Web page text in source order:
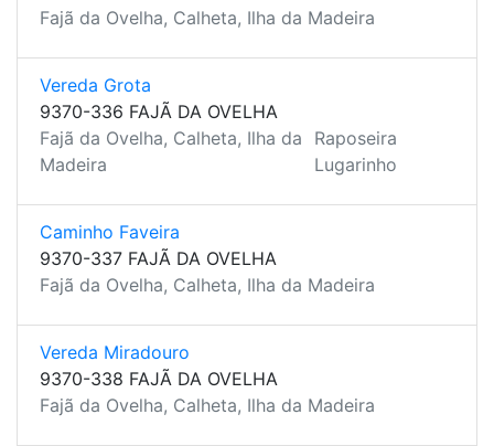
Fajã da Ovelha, Calheta, Ilha da Madeira
Vereda Grota
9370-336 FAJÃ DA OVELHA
Fajã da Ovelha, Calheta, Ilha da
Madeira
Raposeira
Lugarinho
Caminho Faveira
9370-337 FAJÃ DA OVELHA
Fajã da Ovelha, Calheta, Ilha da Madeira
Vereda Miradouro
9370-338 FAJÃ DA OVELHA
Fajã da Ovelha, Calheta, Ilha da Madeira